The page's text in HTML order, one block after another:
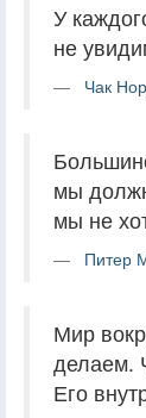
У
не
Чак
мы
мы не
Питер
Мир
делаем.
Его